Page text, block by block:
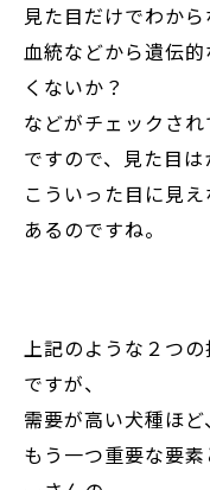
見た目だけでわから
血統などから遺伝
くないか？
などがチェックされ
ですので、見た目は
こういった目に見
あるのですね。
上記のような２つ
ですが、
需要が高い犬種ほど
もう一つ重要な要